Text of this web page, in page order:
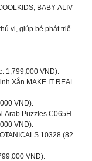
BABY ALIV
vị, giúp bé phát triể
1,799,000 VNĐ).
Xắn MAKE IT REAL
VNĐ).
Arab Puzzles C065H
VNĐ).
10328 (82
VNĐ).